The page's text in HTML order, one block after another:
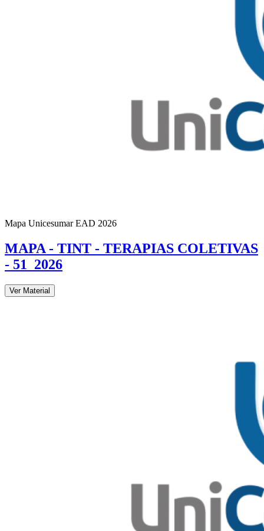
Mapa Unicesumar EAD 2026
MAPA - TINT - TERAPIAS COLETIVAS
- 51_2026
Ver Material